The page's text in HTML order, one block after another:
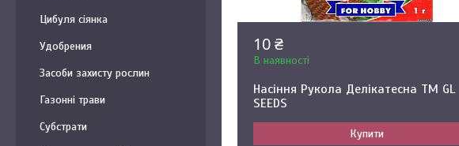
10 ₴
В наявності
Насіння Рукола Делікатесна ТМ GL
SEEDS
Купити
Цибуля сіянка
Удобрения
Засоби захисту рослин
Газонні трави
Субстрати